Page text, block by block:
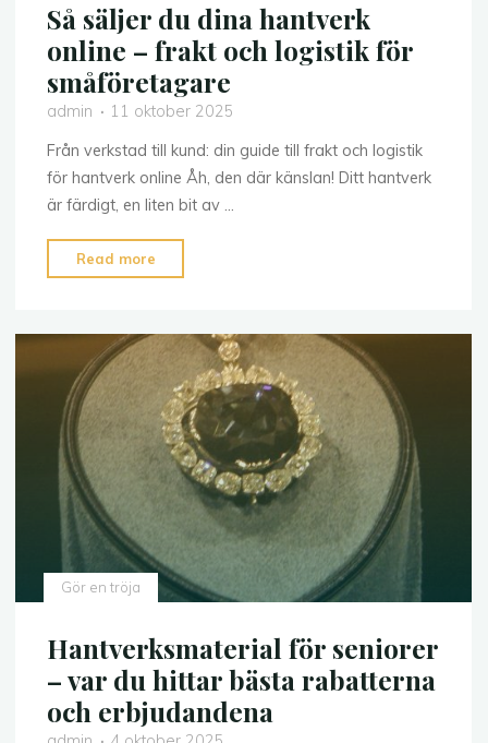
Så säljer du dina hantverk
online – frakt och logistik för
småföretagare
admin
11 oktober 2025
Från verkstad till kund: din guide till frakt och logistik
för hantverk online Åh, den där känslan! Ditt hantverk
är färdigt, en liten bit av …
Read more
säljer
dina
hantverk
online
–
frakt
och
logistik
småföretagare"
Gör en tröja
Hantverksmaterial för seniorer
– var du hittar bästa rabatterna
och erbjudandena